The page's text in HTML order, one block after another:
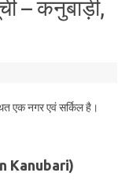
– कनुबाड़ी,
एक नगर एवं सर्किल है।
Kanubari)